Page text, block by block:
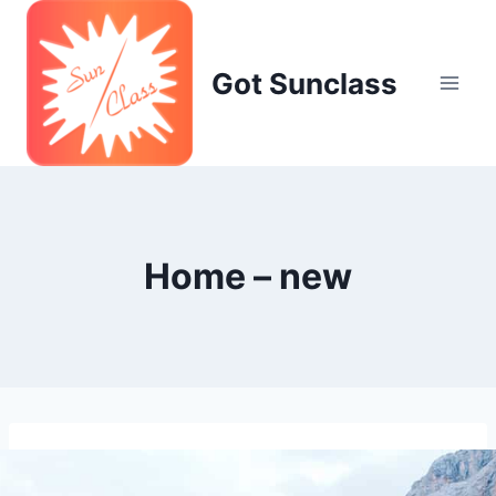
Skip
content
Got Sunclass
Home – new